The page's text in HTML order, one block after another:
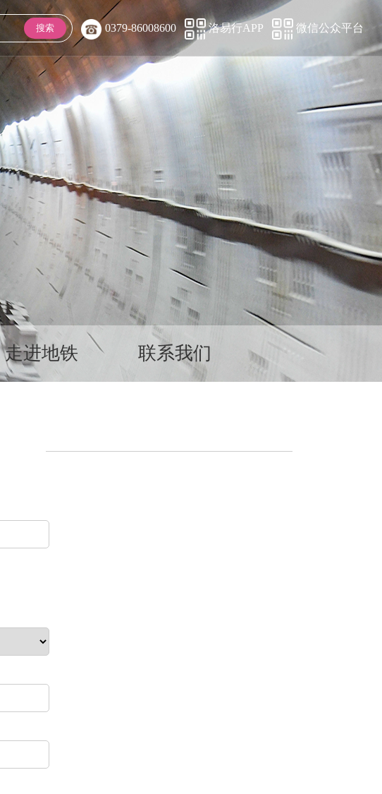
搜索 0379-86008600 洛易行APP 微信公众平台
走进地铁 联系我们